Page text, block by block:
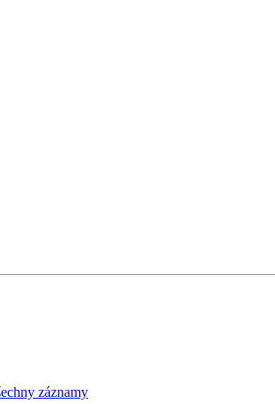
záznamy